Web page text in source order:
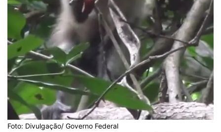
Foto: Divulgação/ Governo Federal